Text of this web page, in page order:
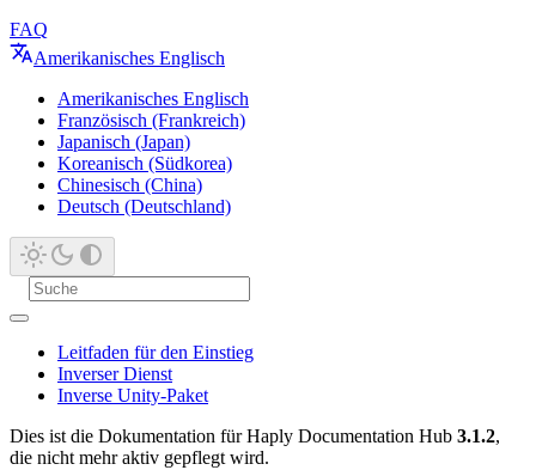
FAQ
Amerikanisches Englisch
Amerikanisches Englisch
Französisch (Frankreich)
Japanisch (Japan)
Koreanisch (Südkorea)
Chinesisch (China)
Deutsch (Deutschland)
Leitfaden für den Einstieg
Inverser Dienst
Inverse Unity-Paket
Dies ist die Dokumentation für Haply Documentation Hub 3.1.2,
die nicht mehr aktiv gepflegt wird.